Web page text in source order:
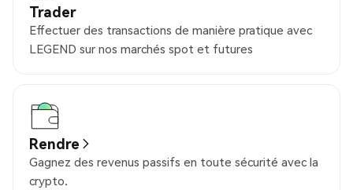
Trader
Effectuer des transactions de manière pratique avec
LEGEND sur nos marchés spot et futures
Rendre
Gagnez des revenus passifs en toute sécurité avec la
crypto.